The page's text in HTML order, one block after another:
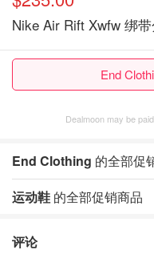
Nike Air Rift Xwfw 绑
End
Dealmoon may be
End Clothing 的全部促
运动鞋 的全部促销商品
评论